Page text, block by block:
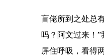
盲佬所到之处总
吗？阿文过来！
屏住呼吸，看得